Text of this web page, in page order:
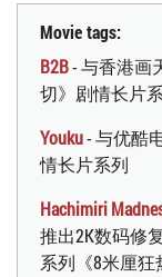
Movie tags:
B2B- 与香港画
切》剧情长片
Youku- 与优酷
情长片系列
Hachimiri
推出2K数码修
系列《8米厘狂